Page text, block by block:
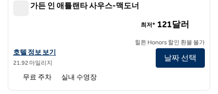
힐튼 가든 인 애틀랜타 사우스-맥도너
힐튼 가든 인 애틀랜타 사우스-맥도너의 호텔 정보 보기
호텔 정보 보기
21.92 마일리지
최저* 121달러
힐튼 Honors 할인 환불 불가
날짜 선택
무료 주차 실내 수영장